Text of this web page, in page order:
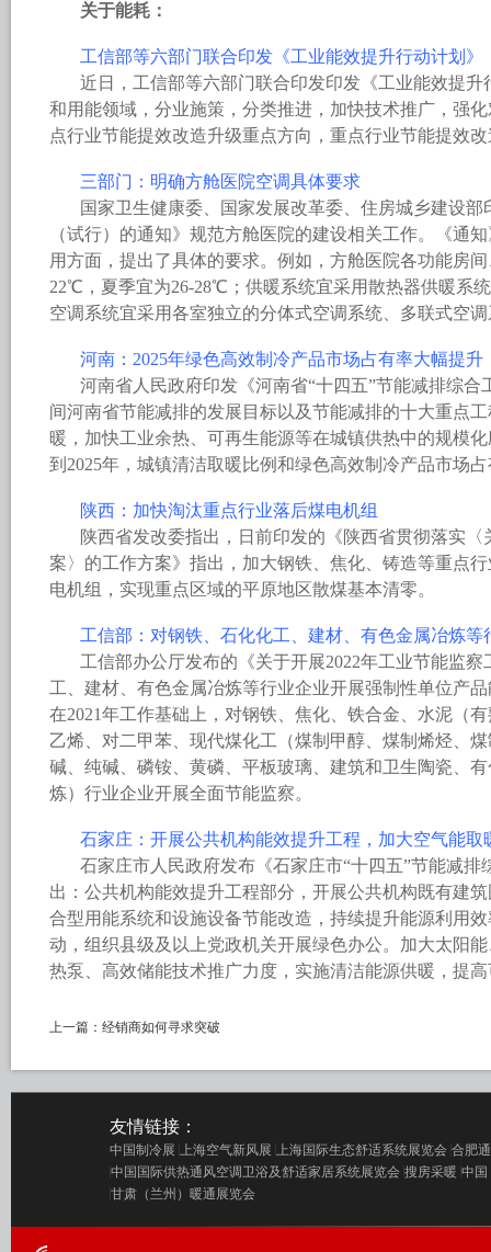
关于能耗：
工信部等六部门联合印发《工业能效提升行动计划》
近日，工信部等六部门联合印发印发《工业能效提
和用能领域，分业施策，分类推进，加快技术推广，强
点行业节能提效改造升级重点方向，重点行业节能提效
三部门：明确方舱医院空调具体要求
国家卫生健康委、国家发展改革委、住房城乡建设
（试行）的通知》规范方舱医院的建设相关工作。《通
用方面，提出了具体的要求。例如，方舱医院各功能房
22℃，夏季宜为26-28℃；供暖系统宜采用散热器供暖系
空调系统宜采用各室独立的分体式空调系统、多联式空
河南：2025年绿色高效制冷产品市场占有率大幅提升
河南省人民政府印发《河南省“十四五”节能减排综合
间河南省节能减排的发展目标以及节能减排的十大重点
暖，加快工业余热、可再生能源等在城镇供热中的规模
到2025年，城镇清洁取暖比例和绿色高效制冷产品市场
陕西：加快淘汰重点行业落后煤电机组
陕西省发改委指出，日前印发的《陕西省贯彻落实
案〉的工作方案》指出，加大钢铁、焦化、铸造等重点
电机组，实现重点区域的平原地区散煤基本清零。
工信部：对钢铁、石化化工、建材、有色金属冶炼
工信部办公厅发布的《关于开展2022年工业节能监
工、建材、有色金属冶炼等行业企业开展强制性单位产
在2021年工作基础上，对钢铁、焦化、铁合金、水泥（
乙烯、对二甲苯、现代煤化工（煤制甲醇、煤制烯烃、
碱、纯碱、磷铵、黄磷、平板玻璃、建筑和卫生陶瓷、
炼）行业企业开展全面节能监察。
石家庄：开展公共机构能效提升工程，加大空气能取
石家庄市人民政府发布《石家庄市“十四五”节能减
出：公共机构能效提升工程部分，开展公共机构既有建
合型用能系统和设施设备节能改造，持续提升能源利用
动，组织县级及以上党政机关开展绿色办公。加大太阳
热泵、高效储能技术推广力度，实施清洁能源供暖，提
上一篇： 经销商如何寻求突破
友情链接：
中国制冷展 上海空气新风展 上海国际生态舒适系统展览会 合肥
中国国际供热通风空调卫浴及舒适家居系统展览会 搜房采暖 中国
甘肃（兰州）暖通展览会